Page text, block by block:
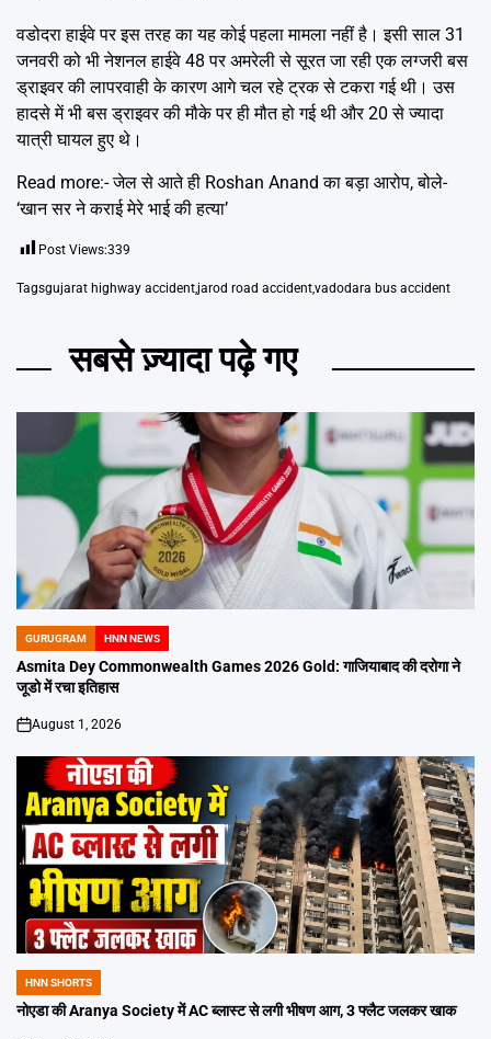
वडोदरा हाईवे पर इस तरह का यह कोई पहला मामला नहीं है। इसी साल 31
जनवरी को भी नेशनल हाईवे 48 पर अमरेली से सूरत जा रही एक लग्जरी बस
ड्राइवर की लापरवाही के कारण आगे चल रहे ट्रक से टकरा गई थी। उस
हादसे में भी बस ड्राइवर की मौके पर ही मौत हो गई थी और 20 से ज्यादा
यात्री घायल हुए थे।
Read more:-जेल से आते ही Roshan Anand का बड़ा आरोप, बोले-
‘खान सर ने कराई मेरे भाई की हत्या’
Post Views:339
Tagsgujarat highway accident,jarod road accident,vadodara bus accident
सबसे ज़्यादा पढ़े गए
POSTED
IN
GURUGRAM HNN NEWS
Asmita Dey Commonwealth Games 2026 Gold: गाजियाबाद की दरोगा ने
जूडो में रचा इतिहास
on
August 1, 2026
POSTED
IN
HNN SHORTS
नोएडा की Aranya Society में AC ब्लास्ट से लगी भीषण आग, 3 फ्लैट जलकर खाक